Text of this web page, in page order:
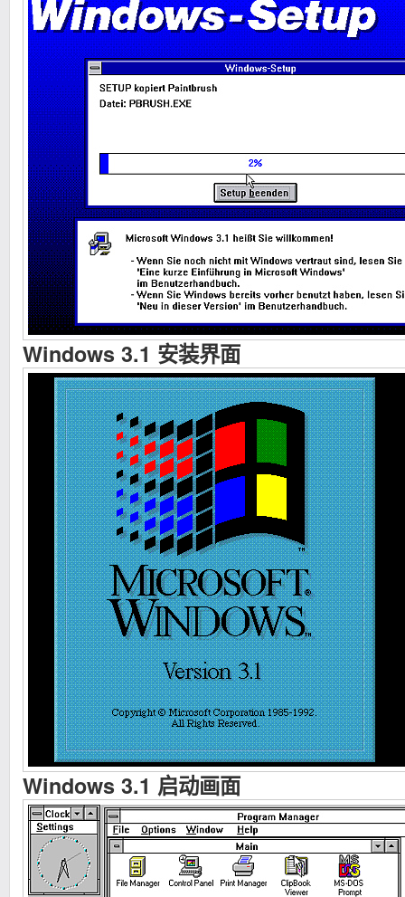
Windows 3.1 安装界面
Windows 3.1 启动画面